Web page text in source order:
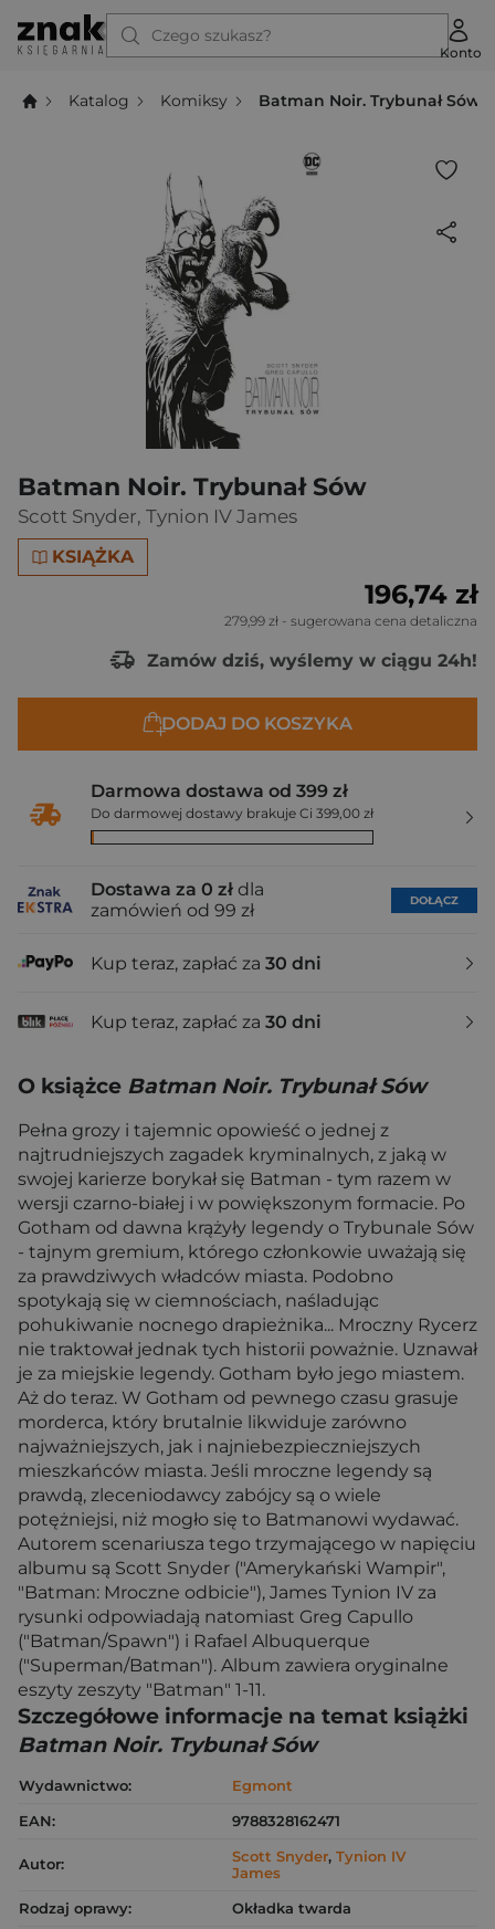
Czego szukasz?
Konto
Katalog Komiksy Batman Noir. Trybunał Sów
Batman Noir. Trybunał Sów
Scott Snyder, Tynion IV James
KSIĄŻKA
196,74 zł
279,99 zł - sugerowana cena detaliczna
Zamów dziś, wyślemy w ciągu 24h!
DODAJ DO KOSZYKA
Darmowa dostawa od 399 zł
Do darmowej dostawy brakuje Ci 399,00 zł
Dostawa za 0 zł dla
zamówień od 99 zł
DOŁĄCZ
Kup teraz, zapłać za 30 dni
Kup teraz, zapłać za 30 dni
O książce Batman Noir. Trybunał Sów
Pełna grozy i tajemnic opowieść o jednej z
najtrudniejszych zagadek kryminalnych, z jaką w
swojej karierze borykał się Batman - tym razem w
wersji czarno-białej i w powiększonym formacie. Po
Gotham od dawna krążyły legendy o Trybunale Sów
- tajnym gremium, którego członkowie uważają się
za prawdziwych władców miasta. Podobno
spotykają się w ciemnościach, naśladując
pohukiwanie nocnego drapieżnika... Mroczny Rycerz
nie traktował jednak tych historii poważnie. Uznawał
je za miejskie legendy. Gotham było jego miastem.
Aż do teraz. W Gotham od pewnego czasu grasuje
morderca, który brutalnie likwiduje zarówno
najważniejszych, jak i najniebezpieczniejszych
mieszkańców miasta. Jeśli mroczne legendy są
prawdą, zleceniodawcy zabójcy są o wiele
potężniejsi, niż mogło się to Batmanowi wydawać.
Autorem scenariusza tego trzymającego w napięciu
albumu są Scott Snyder ("Amerykański Wampir",
"Batman: Mroczne odbicie"), James Tynion IV za
rysunki odpowiadają natomiast Greg Capullo
("Batman/Spawn") i Rafael Albuquerque
("Superman/Batman"). Album zawiera oryginalne
eszyty zeszyty "Batman" 1-11.
Szczegółowe informacje na temat książki
Batman Noir. Trybunał Sów
Wydawnictwo:
Egmont
EAN:
9788328162471
Autor: Scott Snyder, Tynion IV
James
Rodzaj oprawy:
Okładka twarda